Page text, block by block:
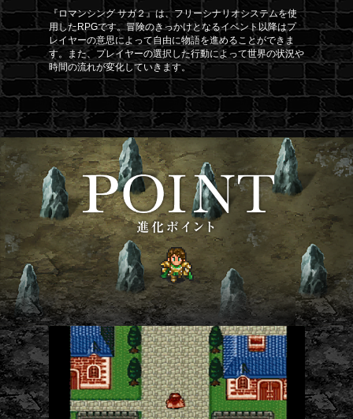
『ロマンシング サガ２』は、フリーシナリオシステムを使
用したRPGです。冒険のきっかけとなるイベント以降はプ
レイヤーの意思によって自由に物語を進めることができま
す。また、プレイヤーの選択した行動によって世界の状況や
時間の流れが変化していきます。